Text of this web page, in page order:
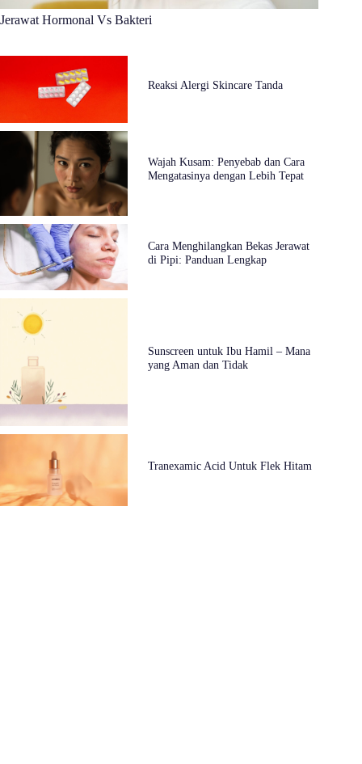
Jerawat Hormonal Vs Bakteri
Reaksi Alergi Skincare Tanda
Wajah Kusam: Penyebab dan Cara
Mengatasinya dengan Lebih Tepat
Cara Menghilangkan Bekas Jerawat
di Pipi: Panduan Lengkap
Sunscreen untuk Ibu Hamil – Mana
yang Aman dan Tidak
Tranexamic Acid Untuk Flek Hitam